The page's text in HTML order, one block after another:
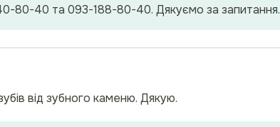
80-40 та 093-188-80-40. Дякуємо за запитання.
від зубного каменю. Дякую.